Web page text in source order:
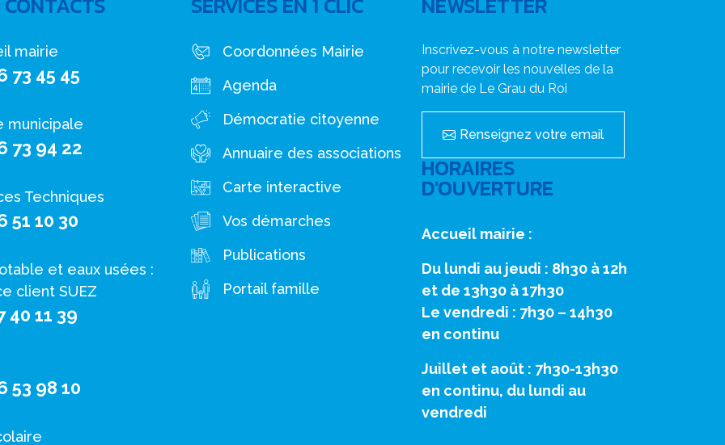
mairie
73 45 45
municipale
73 94 22
Techniques
51 10 30
et eaux usées :
client SUEZ
40 11 39
53 98 10
Coordonnées Mairie
Agenda
Démocratie citoyenne
Annuaire des associations
Carte interactive
Vos démarches
Publications
Portail famille
Inscrivez-vous à notre newsletter
pour recevoir les nouvelles de la
mairie de Le Grau du Roi
Renseignez votre email
HORAIRES
D'OUVERTURE
Accueil mairie :
Du lundi au jeudi : 8h30 à 12h
et de 13h30 à 17h30
Le vendredi : 7h30 – 14h30
en continu
Juillet et août : 7h30-13h30
en continu, du lundi au
vendredi